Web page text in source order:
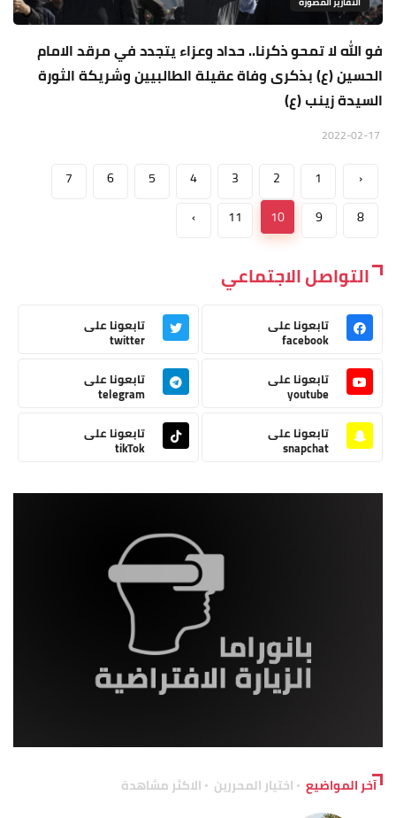
فو الله لا تمحو ذكرنا.. حداد وعزاء يتجدد في مرقد الامام
الحسين (ع) بذكرى وفاة عقيلة الطالبيين وشريكة الثورة
السيدة زينب (ع)
‹
1
2
3
4
5
6
7
8
9
10
11
›
التواصل الاجتماعي
تابعونا على
facebook
تابعونا على
twitter
تابعونا على
youtube
تابعونا على
telegram
تابعونا على
snapchat
تابعونا على
tikTok
آخر المواضيع اختيار المحررين الاكثر مشاهدة